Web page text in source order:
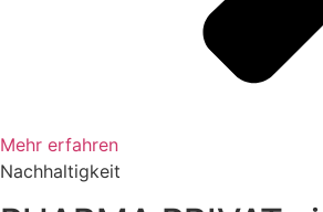
Mehr erfahren
Nachhaltigkeit